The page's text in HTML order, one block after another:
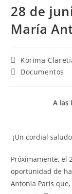
28 de
María
Korima
Documentos
A las
¡Un cordial
Próximamente, el
oportunidad de
Antonia París